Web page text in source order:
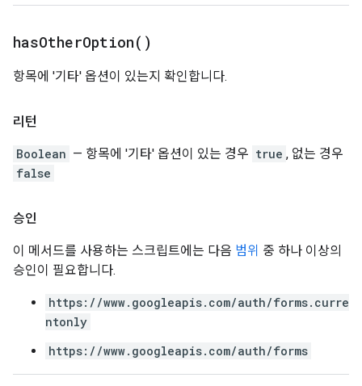
hasOtherOption( )
항목에 '기타' 옵션이 있는지 확인합니다.
리턴
Boolean — 항목에 '기타' 옵션이 있는 경우 true , 없는 경우
false
승인
이 메서드를 사용하는 스크립트에는 다음 범위 중 하나 이상의
승인이 필요합니다.
https://www.googleapis.com/auth/forms.curre
ntonly
https://www.googleapis.com/auth/forms